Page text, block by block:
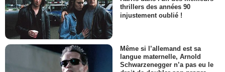
thrillers des années 90
injustement oublié !
Même si l’allemand est sa
langue maternelle, Arnold
Schwarzenegger n’a pas eu le